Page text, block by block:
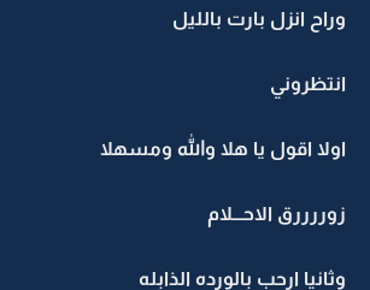
وراح انزل بارت بالليل
انتظروني
اولا اقول يا هلا والله ومسهلا
زوررررق الاحـــلام
وثانيا ارحب بالورده الذابله